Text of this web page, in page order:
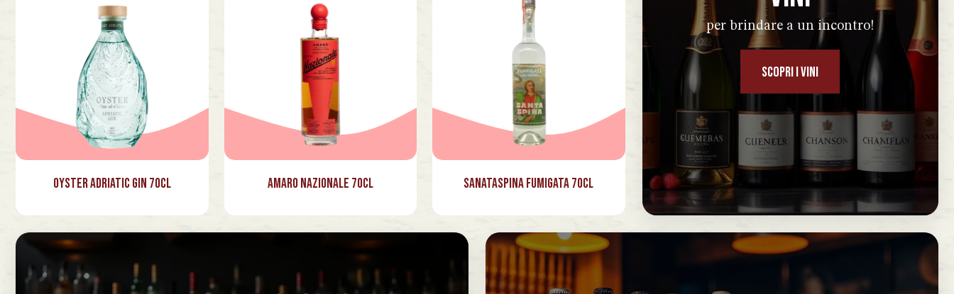
Oyster Adriatic Gin 70cl Amaro Nazionale 70cl Sanataspina Fumigata 70cl
per brindare a un incontro!
SCOPRI I VINI